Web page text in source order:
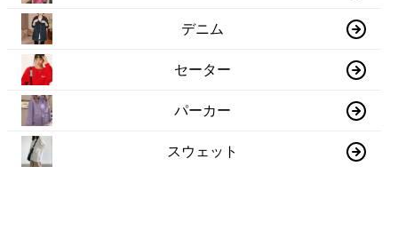
デニム
セーター
パーカー
スウェット